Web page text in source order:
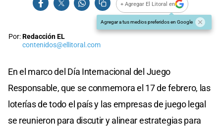
+ Agregar El Litoral en
Agregar a tus medios preferidos en Google
Por:Redacción EL
contenidos@ellitoral.com
En el marco del Día Internacional del Juego
Responsable, que se conmemora el 17 de febrero, las
loterías de todo el país y las empresas de juego legal
se reunieron para discutir y alinear estrategias para